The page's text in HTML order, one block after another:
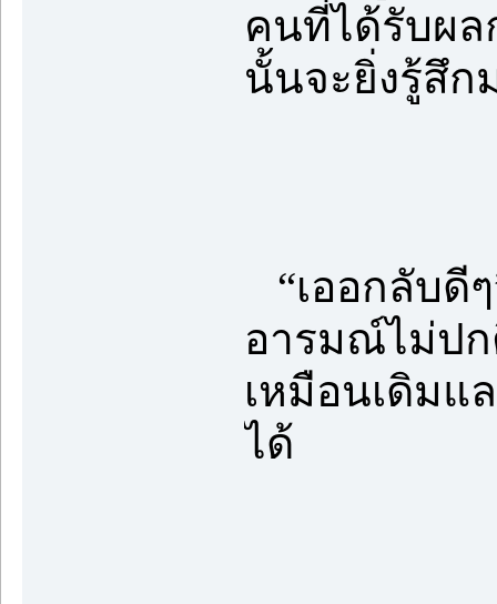
คนที่ได้รับผล
นั้นจะยิ่งรู้สึ
“เออกลับดี
อารมณ์ไม่ปก
เหมือนเดิมแ
ได้